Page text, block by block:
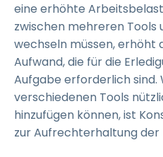
eine erhöhte
zwischen mehreren Tools
wechseln müssen, erhöht
Aufwand, die für die
Aufgabe erforderlich sind.
verschiedenen Tools
hinzufügen können, ist
zur Aufrechterhaltung der